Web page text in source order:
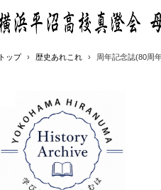
トップ › 歴史あれこれ › 周年記念誌(80周